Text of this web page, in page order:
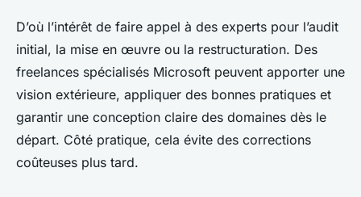
D’où l’intérêt de faire appel à des experts pour l’audit
initial, la mise en œuvre ou la restructuration. Des
freelances spécialisés Microsoft peuvent apporter une
vision extérieure, appliquer des bonnes pratiques et
garantir une conception claire des domaines dès le
départ. Côté pratique, cela évite des corrections
coûteuses plus tard.